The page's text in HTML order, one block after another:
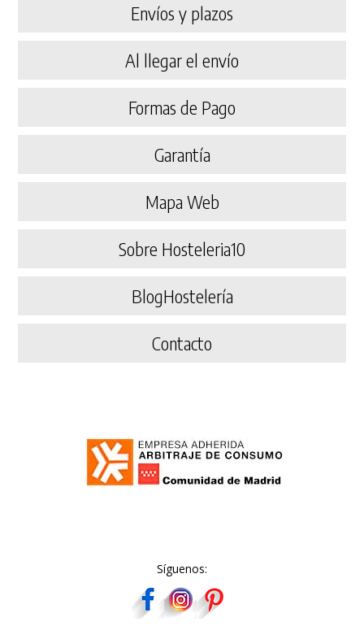
Envíos y plazos
Al llegar el envío
Formas de Pago
Garantía
Mapa Web
Sobre Hosteleria10
BlogHostelería
Contacto
Síguenos: